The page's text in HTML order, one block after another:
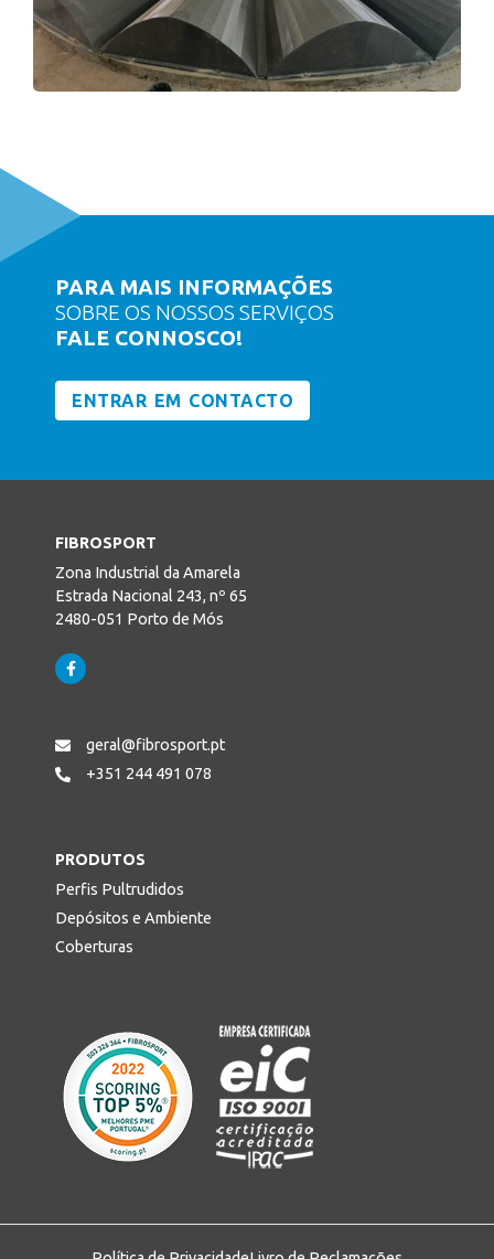
PARA MAIS INFORMAÇÕES
SOBRE OS NOSSOS SERVIÇOS
FALE CONNOSCO!
ENTRAR EM CONTACTO
FIBROSPORT
Zona Industrial da Amarela
Estrada Nacional 243, nº 65
2480-051 Porto de Mós
geral@fibrosport.pt
+351 244 491 078
PRODUTOS
Perfis Pultrudidos
Depósitos e Ambiente
Coberturas